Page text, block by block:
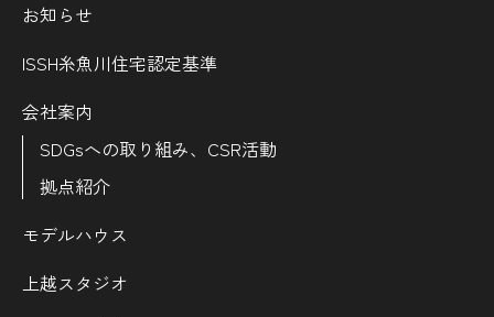
お知らせ
ISSH糸魚川住宅認定基準
会社案内
SDGsへの取り組み、CSR活動
拠点紹介
モデルハウス
上越スタジオ